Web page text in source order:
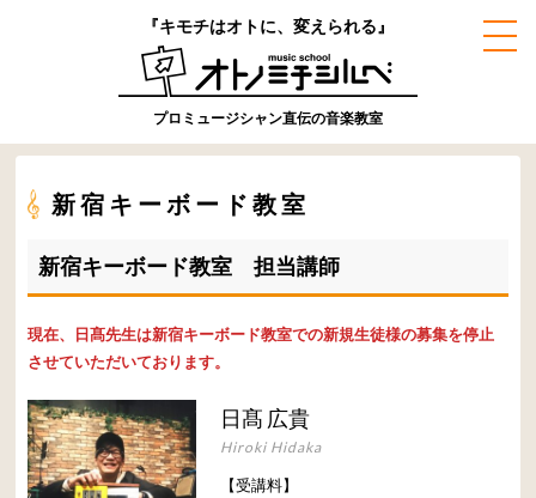
『キモチはオトに、変えられる』
プロミュージシャン直伝の音楽教室
新宿キーボード教室
新宿キーボード教室 担当講師
現在、日髙先生は新宿キーボード教室での新規生徒様の募集を停止
させていただいております。
日髙 広貴
Hiroki Hidaka
【受講料】